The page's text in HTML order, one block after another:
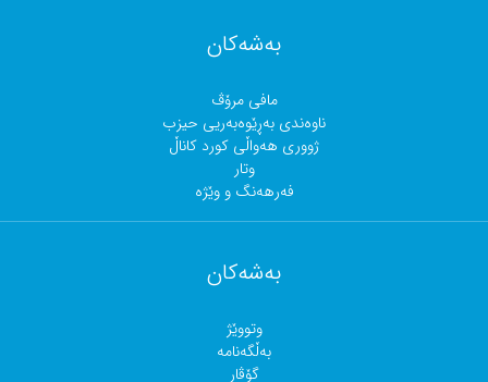
بەشەکان
مافی مرۆڤ
ناوەندی بەڕێوەبەریی حیزب
ژووری هەواڵی کورد کاناڵ
وتار
فەرهەنگ و وێژە
بەشەکان
وتووێژ
بەڵگەنامە
گۆڤار